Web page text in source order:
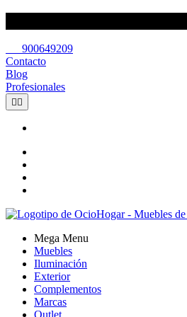
900649209
Contacto
Blog
Profesionales
 
Mega Menu
Muebles
Iluminación
Exterior
Complementos
Marcas
Outlet